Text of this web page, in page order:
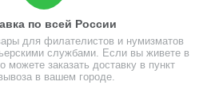
по всей России
для филателистов и нумизматов
службами. Если вы живете в
можете заказать доставку в пункт
в вашем городе.